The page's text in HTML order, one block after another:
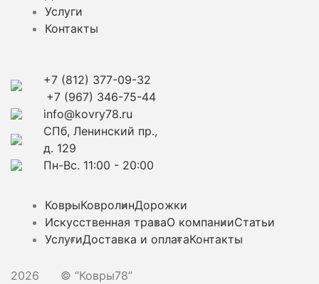
Услуги
Контакты
+7 (812) 377-09-32
+7 (967) 346-75-44
info@kovry78.ru
СПб, Ленинский пр.,
д. 129
Пн-Вс. 11:00 - 20:00
КоврыКовролинДорожки
Искусственная траваО компанииСтатьи
УслугиДоставка и оплатаКонтакты
2026
© “Ковры78”